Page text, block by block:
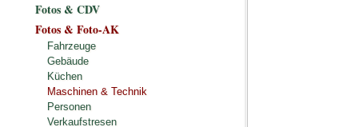
Fotos & CDV
Fotos & Foto-AK
Fahrzeuge
Gebäude
Küchen
Maschinen & Technik
Personen
Verkaufstresen